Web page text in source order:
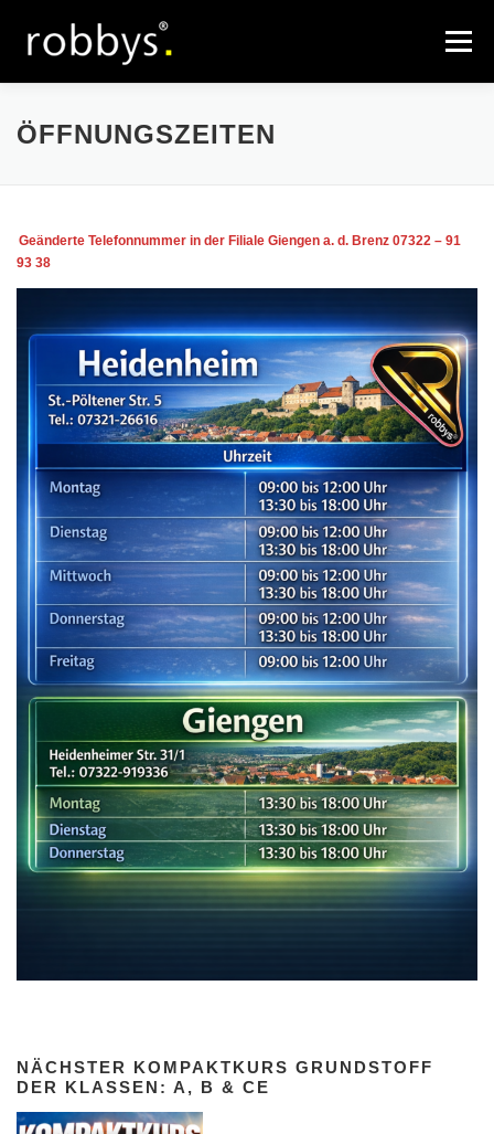
Inhalt
springen
Menü
ROBBYS.® ÖFFNUNGSZEITEN
IMPRESSUM SHOP
ÖFFNUNGSZEITEN
Geänderte Telefonnummer in der Filiale Giengen a. d. Brenz 07322 – 91
93 38
NÄCHSTER KOMPAKTKURS GRUNDSTOFF
DER KLASSEN: A, B & CE